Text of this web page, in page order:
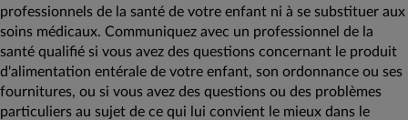
professionnels de la santé de votre enfant ni à se substituer aux
soins médicaux. Communiquez avec un professionnel de la
santé qualifié si vous avez des questions concernant le produit
d'alimentation entérale de votre enfant, son ordonnance ou ses
fournitures, ou si vous avez des questions ou des problèmes
particuliers au sujet de ce qui lui convient le mieux dans le